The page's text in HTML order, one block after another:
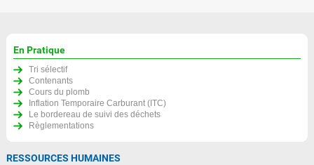
En Pratique
Tri sélectif
Contenants
Cours du plomb
Inflation Temporaire Carburant (ITC)
Le bordereau de suivi des déchets
Règlementations
RESSOURCES HUMAINES